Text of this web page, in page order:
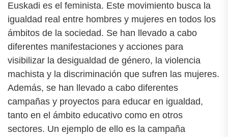
Euskadi es el feminista. Este movimiento busca la
igualdad real entre hombres y mujeres en todos los
ámbitos de la sociedad. Se han llevado a cabo
diferentes manifestaciones y acciones para
visibilizar la desigualdad de género, la violencia
machista y la discriminación que sufren las mujeres.
Además, se han llevado a cabo diferentes
campañas y proyectos para educar en igualdad,
tanto en el ámbito educativo como en otros
sectores. Un ejemplo de ello es la campaña